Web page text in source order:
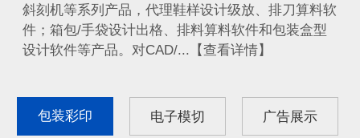
斜刻机等系列产品，代理鞋样设计级放、排刀算料软
件；箱包/手袋设计出格、排料算料软件和包装盒型
设计软件等产品。对CAD/...【查看详情】
包装彩印 电子模切 广告展示